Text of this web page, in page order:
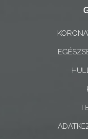
STRATÉGIÁK
KONCEPCIÓK